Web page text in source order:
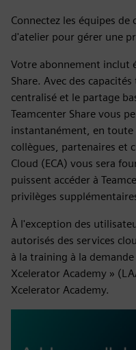
Connectez les équipes
d'atelier pour gérer une
Votre abonnement inclut
Share. Avec des
centralisé et le partage
Teamcenter Share vous
instantanément, en toute
collègues, partenaires et
Cloud (ECA) vous sera
puissent accéder à
privilèges
À l'exception des
autorisés des services
à la training à la
Xcelerator Academy »
Xcelerator Academy.